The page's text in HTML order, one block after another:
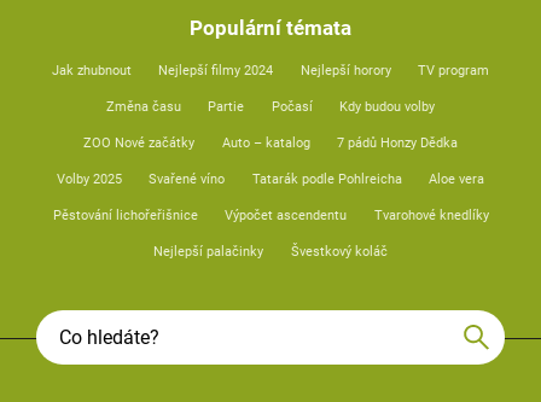
Populární témata
Jak zhubnout Nejlepší filmy 2024 Nejlepší horory TV program
Změna času Partie Počasí Kdy budou volby
ZOO Nové začátky Auto – katalog 7 pádů Honzy Dědka
Volby 2025 Svařené víno Tatarák podle Pohlreicha Aloe vera
Pěstování lichořeřišnice Výpočet ascendentu Tvarohové knedlíky
Nejlepší palačinky Švestkový koláč